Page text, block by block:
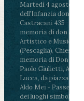
Martedì 4 agosto2026
dell’Infanzia don
Castracani 435 -
memoria di don
Artistico e Musicale
(Pescaglia), Chiesa
memoria di Don Aldo
Paolo Giulietti,
Lucca, da piazza
Aldo Mei -
dei luoghi simbolo